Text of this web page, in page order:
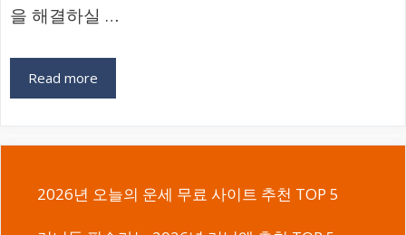
을 해결하실 …
Read more
2026년 오늘의 운세 무료 사이트 추천 TOP 5